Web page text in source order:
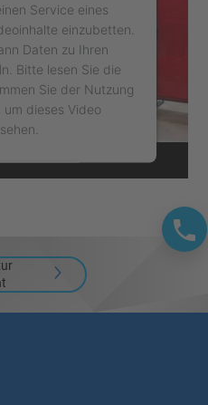
Service eines
einzubetten.
Daten zu Ihren
Bitte lesen Sie die
Sie der Nutzung
dieses Video
Consent
Platform